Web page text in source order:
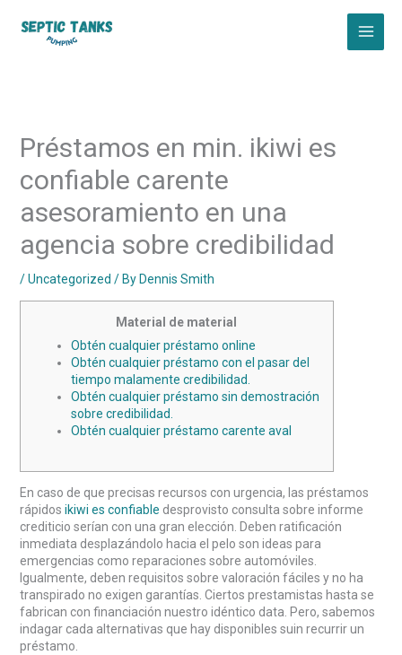
Préstamos en min. ikiwi es
confiable carente
asesoramiento en una
agencia sobre credibilidad
/Uncategorized / By Dennis Smith
Material de material
Obtén cualquier préstamo online
Obtén cualquier préstamo con el pasar del
tiempo malamente credibilidad.
Obtén cualquier préstamo sin demostración
sobre credibilidad.
Obtén cualquier préstamo carente aval
En caso de que precisas recursos con urgencia, las préstamos
rápidos ikiwi es confiable desprovisto consulta sobre informe
crediticio serían con una gran elección. Deben ratificación
inmediata desplazándolo hacia el pelo son ideas para
emergencias como reparaciones sobre automóviles.
Igualmente, deben requisitos sobre valoración fáciles y no ha
transpirado no exigen garantías. Ciertos prestamistas hasta se
fabrican con financiación nuestro idéntico data. Pero, sabemos
indagar cada alternativas que hay disponibles suin recurrir un
préstamo.